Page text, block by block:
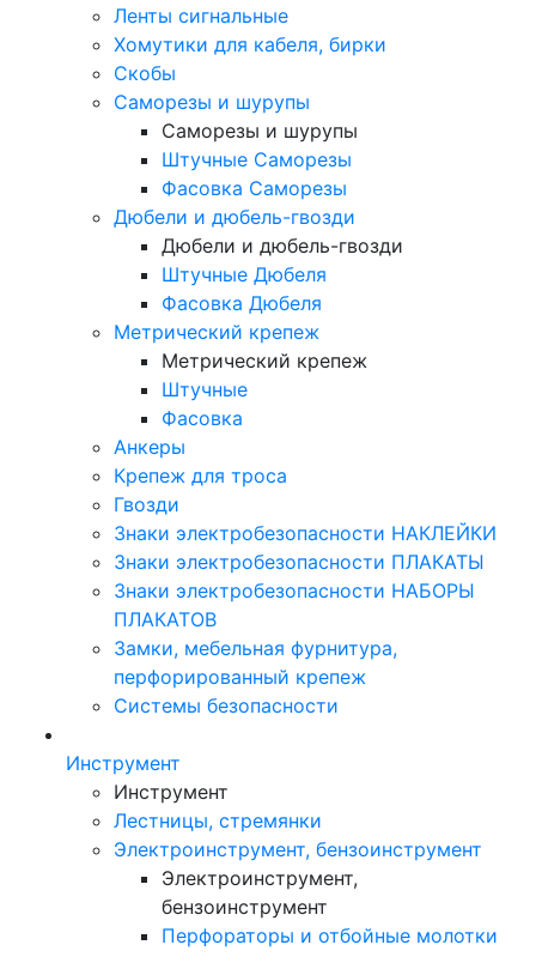
Ленты сигнальные
Хомутики для кабеля, бирки
Скобы
Саморезы и шурупы
Саморезы и шурупы
Штучные Саморезы
Фасовка Саморезы
Дюбели и дюбель-гвозди
Дюбели и дюбель-гвозди
Штучные Дюбеля
Фасовка Дюбеля
Метрический крепеж
Метрический крепеж
Штучные
Фасовка
Анкеры
Крепеж для троса
Гвозди
Знаки электробезопасности НАКЛЕЙКИ
Знаки электробезопасности ПЛАКАТЫ
Знаки электробезопасности НАБОРЫ
ПЛАКАТОВ
Замки, мебельная фурнитура,
перфорированный крепеж
Системы безопасности
Инструмент
Инструмент
Лестницы, стремянки
Электроинструмент, бензоинструмент
Электроинструмент,
бензоинструмент
Перфораторы и отбойные молотки